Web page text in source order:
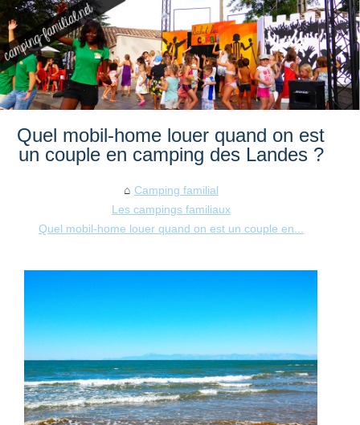
Quel mobil-home louer quand on est
un couple en camping des Landes ?
Camping familial
Les campings familiaux
Quel mobil-home louer quand on est un couple en...